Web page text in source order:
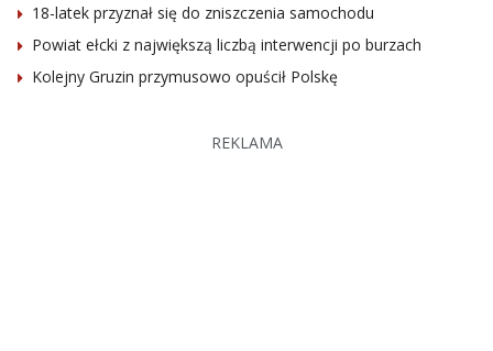
18-latek przyznał się do zniszczenia samochodu
Powiat ełcki z największą liczbą interwencji po burzach
Kolejny Gruzin przymusowo opuścił Polskę
REKLAMA